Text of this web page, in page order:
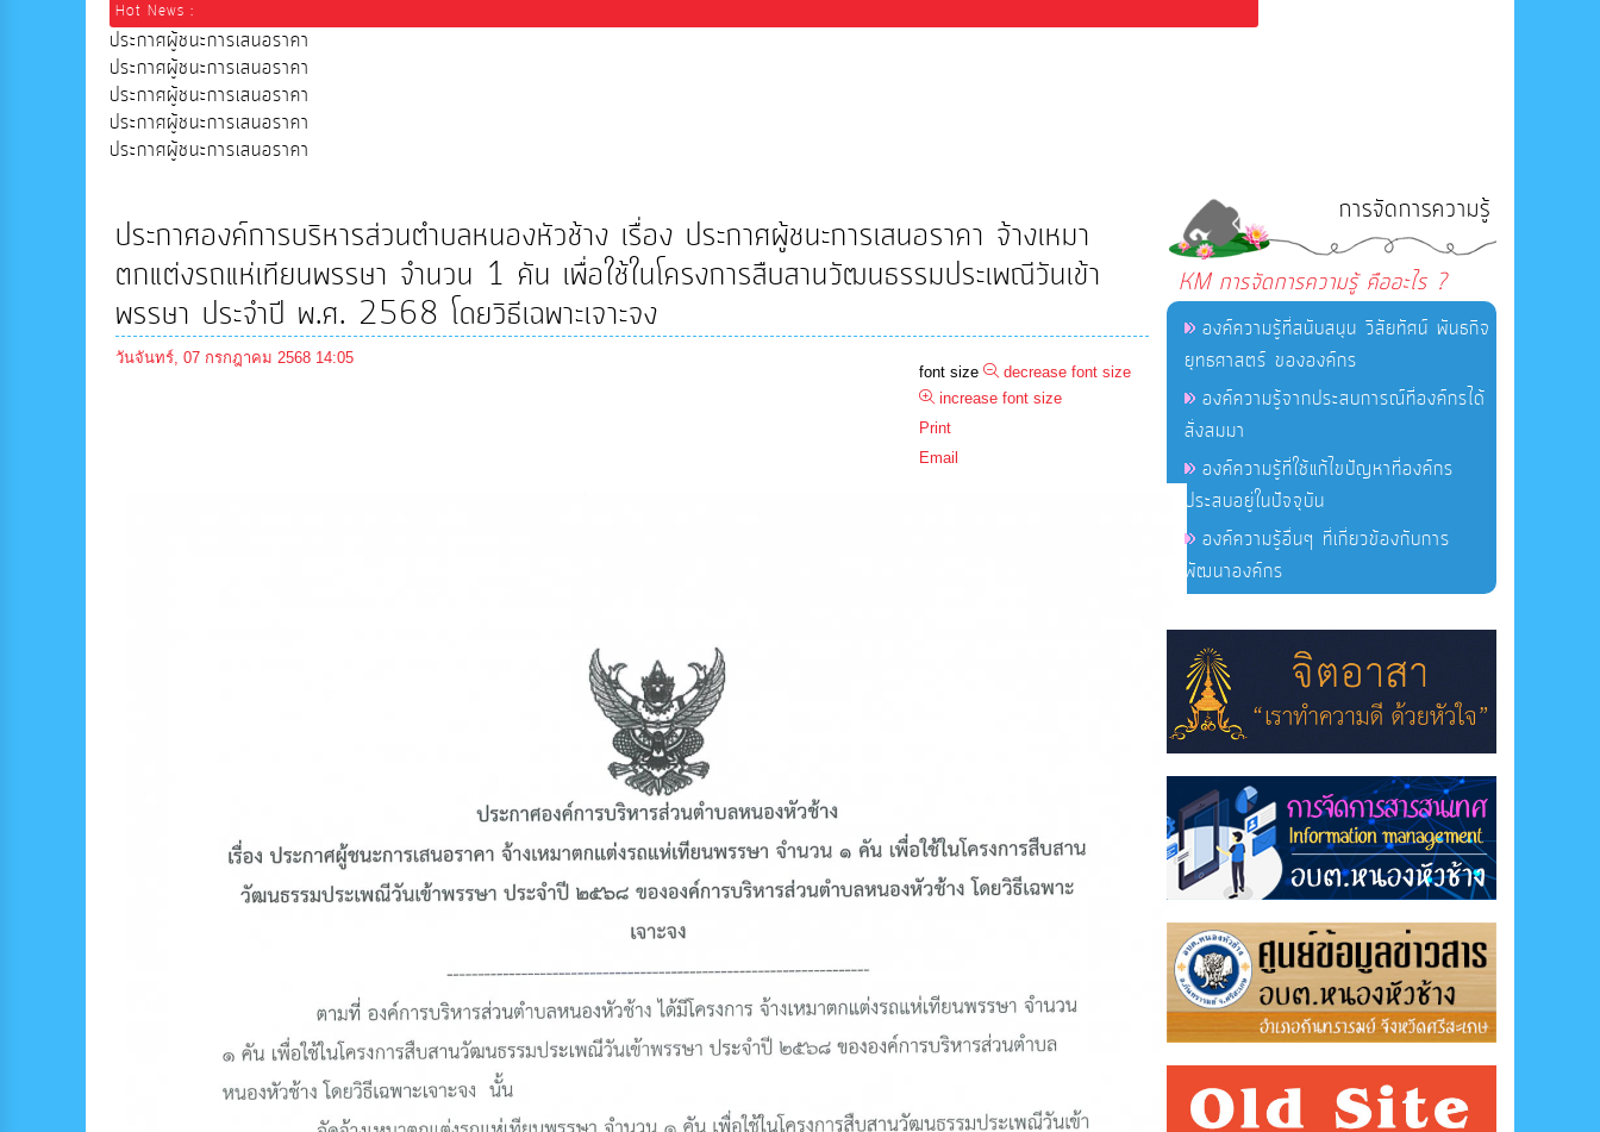
Hot News :
ประกาศผู้ชนะการเสนอราคา
ประกาศผู้ชนะการเสนอราคา
ประกาศผู้ชนะการเสนอราคา
ประกาศผู้ชนะการเสนอราคา
ประกาศผู้ชนะการเสนอราคา
ประกาศองค์การบริหารส่วนตำบลหนองหัวช้าง เรื่อง ประกาศผู้ชนะการเสนอราคา จ้างเหมา
ตกแต่งรถแห่เทียนพรรษา จำนวน 1 คัน เพื่อใช้ในโครงการสืบสานวัฒนธรรมประเพณีวันเข้า
พรรษา ประจำปี พ.ศ. 2568 โดยวิธีเฉพาะเจาะจง
วันจันทร์, 07 กรกฎาคม 2568 14:05
font size
decrease font size
increase font size
Print
Email
การจัดการความรู้
KM การจัดการความรู้ คืออะไร ?
องค์ความรู้ที่สนับสนุน วิสัยทัศน์ พันธกิจ
ยุทธศาสตร์ ขององค์กร
องค์ความรู้จากประสบการณ์ที่องค์กรได้
สั่งสมมา
องค์ความรู้ที่ใช้แก้ไขปัญหาที่องค์กร
ประสบอยู่ในปัจจุบัน
องค์ความรู้อื่นๆ ที่เกี่ยวข้องกับการ
พัฒนาองค์กร